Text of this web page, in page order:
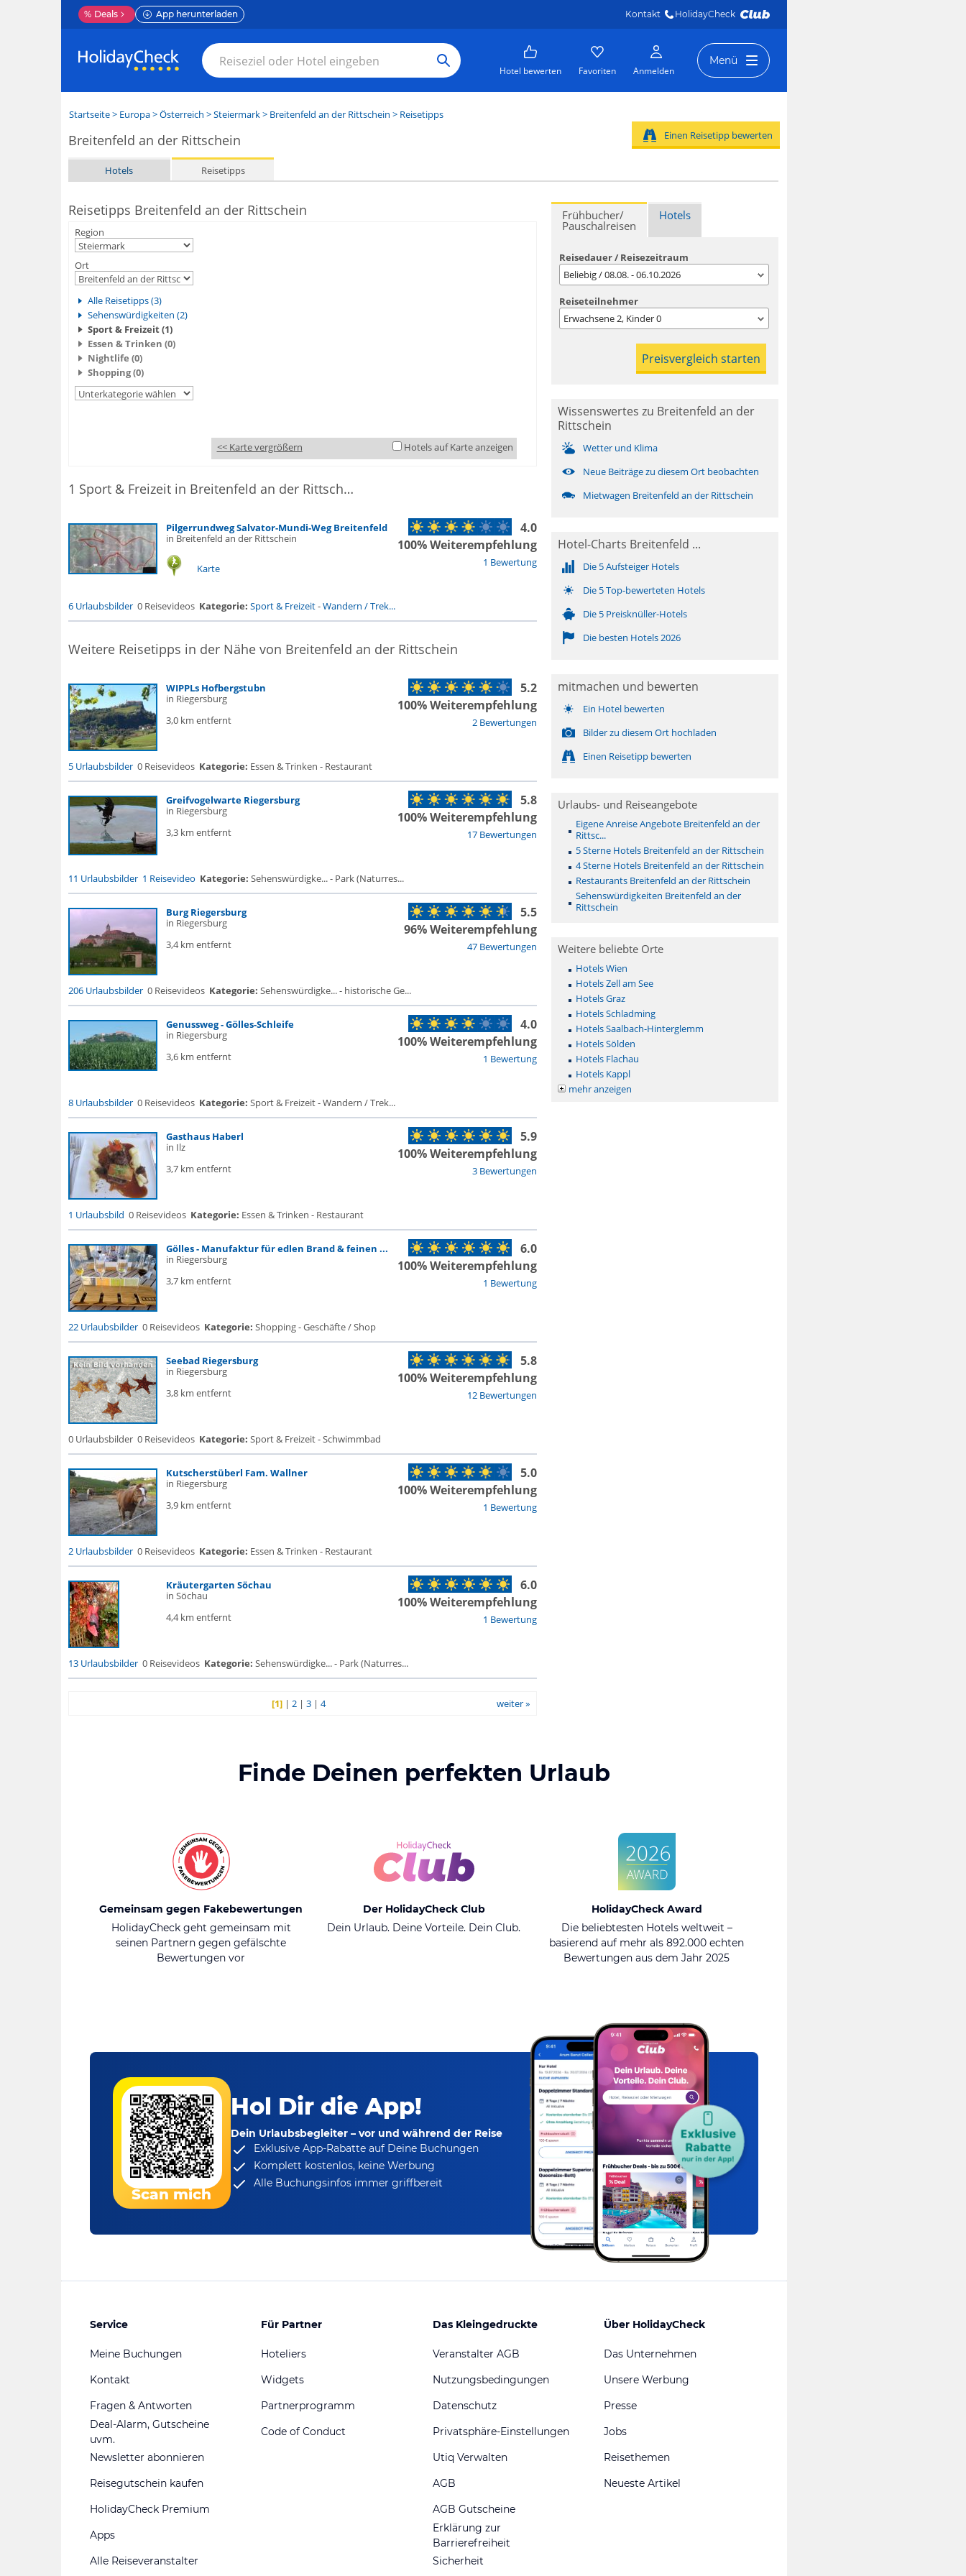
% Deals App herunterladen Kontakt HolidayCheck
Hotel bewerten Favoriten Anmelden
Menü
Startseite> Europa>Österreich >Steiermark> Breitenfeld an der Rittschein > Reisetipps
Breitenfeld an der Rittschein
Hotels Reisetipps
Einen Reisetipp bewerten
Reisetipps Breitenfeld an der Rittschein
Region
Ort
Alle Reisetipps (3)
Sehenswürdigkeiten (2)
Sport & Freizeit (1)
Essen & Trinken (0)
Nightlife (0)
Shopping (0)
<< Karte vergrößern Hotels auf Karte anzeigen
1 Sport & Freizeit in Breitenfeld an der Rittschein
Pilgerrundweg Salvator-Mundi-Weg Breitenfeld
in Breitenfeld an der Rittschein
Karte 1 Bewertung
4.0
100% Weiterempfehlung
6 Urlaubsbilder 0 Reisevideos Kategorie: Sport & Freizeit-Wandern / Trek...
Weitere Reisetipps in der Nähe von Breitenfeld an der Rittschein
WIPPLs Hofbergstubn
in Riegersburg
3,0 km entfernt
2 Bewertungen
5.2
100% Weiterempfehlung
5 Urlaubsbilder 0 Reisevideos Kategorie: Essen & Trinken - Restaurant
Greifvogelwarte Riegersburg
in Riegersburg
3,3 km entfernt
17 Bewertungen
5.8
100% Weiterempfehlung
11 Urlaubsbilder 1 Reisevideo Kategorie: Sehenswürdigke... - Park (Naturres...
Burg Riegersburg
in Riegersburg
3,4 km entfernt
47 Bewertungen
5.5
96% Weiterempfehlung
206 Urlaubsbilder 0 Reisevideos Kategorie: Sehenswürdigke... - historische Ge...
Genussweg - Gölles-Schleife
in Riegersburg
3,6 km entfernt
1 Bewertung
4.0
100% Weiterempfehlung
8 Urlaubsbilder 0 Reisevideos Kategorie: Sport & Freizeit - Wandern / Trek...
Gasthaus Haberl
in Ilz
3,7 km entfernt
3 Bewertungen
5.9
100% Weiterempfehlung
1 Urlaubsbild 0 Reisevideos Kategorie: Essen & Trinken - Restaurant
Gölles - Manufaktur für edlen Brand & feinen ...
in Riegersburg
3,7 km entfernt
1 Bewertung
6.0
100% Weiterempfehlung
22 Urlaubsbilder 0 Reisevideos Kategorie: Shopping - Geschäfte / Shop
Seebad Riegersburg
in Riegersburg
3,8 km entfernt
12 Bewertungen
5.8
100% Weiterempfehlung
0 Urlaubsbilder 0 Reisevideos Kategorie: Sport & Freizeit - Schwimmbad
Kutscherstüberl Fam. Wallner
in Riegersburg
3,9 km entfernt
1 Bewertung
5.0
100% Weiterempfehlung
2 Urlaubsbilder 0 Reisevideos Kategorie: Essen & Trinken - Restaurant
Kräutergarten Söchau
in Söchau
4,4 km entfernt
1 Bewertung
6.0
100% Weiterempfehlung
13 Urlaubsbilder 0 Reisevideos Kategorie: Sehenswürdigke... - Park (Naturres...
[1]| 2| 3| 4 weiter »
Frühbucher/
Pauschalreisen
Hotels
Reisedauer / Reisezeitraum
Beliebig / 08.08. - 06.10.2026
Reiseteilnehmer
Erwachsene2, Kinder0
Wissenswertes zu Breitenfeld an der
Rittschein
Wetter und Klima
Neue Beiträge zu diesem Ort beobachten
Mietwagen Breitenfeld an der Rittschein
Hotel-Charts Breitenfeld ...
Die 5 Aufsteiger Hotels
Die 5 Top-bewerteten Hotels
Die 5 Preisknüller-Hotels
Die besten Hotels 2026
mitmachen und bewerten
Ein Hotel bewerten
Bilder zu diesem Ort hochladen
Einen Reisetipp bewerten
Urlaubs- und Reiseangebote
Eigene Anreise Angebote Breitenfeld an der
Rittsc...
5 Sterne Hotels Breitenfeld an der Rittschein
4 Sterne Hotels Breitenfeld an der Rittschein
Restaurants Breitenfeld an der Rittschein
Sehenswürdigkeiten Breitenfeld an der
Rittschein
Weitere beliebte Orte
Hotels Wien
Hotels Zell am See
Hotels Graz
Hotels Schladming
Hotels Saalbach-Hinterglemm
Hotels Sölden
Hotels Flachau
Hotels Kappl
mehr anzeigen
Finde Deinen perfekten Urlaub
Gemeinsam gegen Fakebewertungen
HolidayCheck geht gemeinsam mit
seinen Partnern gegen gefälschte
Bewertungen vor
Der HolidayCheck Club
Dein Urlaub. Deine Vorteile. Dein Club.
HolidayCheck Award
Die beliebtesten Hotels weltweit –
basierend auf mehr als 892.000 echten
Bewertungen aus dem Jahr 2025
Scan mich
Hol Dir die App!
Dein Urlaubsbegleiter – vor und während der Reise
Exklusive App-Rabatteauf Deine Buchungen
Komplett kostenlos, keine Werbung
Alle Buchungsinfos immer griffbereit
Service
Meine Buchungen
Kontakt
Fragen & Antworten
Deal-Alarm, Gutscheine
uvm.
Newsletter abonnieren
Reisegutschein kaufen
HolidayCheck Premium
Apps
Alle Reiseveranstalter
Für Partner
Hoteliers
Widgets
Partnerprogramm
Code of Conduct
Das Kleingedruckte
Veranstalter AGB
Nutzungsbedingungen
Datenschutz
Privatsphäre-Einstellungen
Utiq Verwalten
AGB
AGB Gutscheine
Erklärung zur
Barrierefreiheit
Sicherheit
Über HolidayCheck
Das Unternehmen
Unsere Werbung
Presse
Jobs
Reisethemen
Neueste Artikel